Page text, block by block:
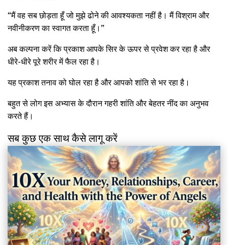
“मैं वह सब छोड़ता हूँ जो मुझे ढोने की आवश्यकता नहीं है। मैं विश्राम और
नवीनीकरण का स्वागत करता हूँ।”
अब कल्पना करें कि प्रकाश आपके सिर के ऊपर से प्रवेश कर रहा है और
धीरे-धीरे पूरे शरीर में फैल रहा है।
यह प्रकाश तनाव को घोल रहा है और आपको शांति से भर रहा है।
बहुत से लोग इस अभ्यास के दौरान गहरी शांति और बेहतर नींद का अनुभव
करते हैं।
सब कुछ एक साथ कैसे लागू करें